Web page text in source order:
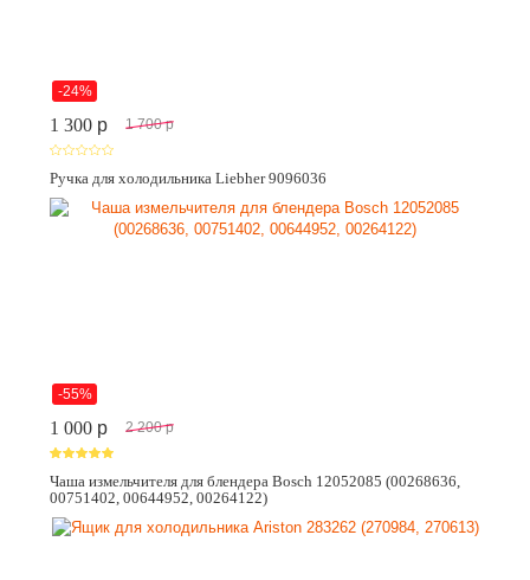
-24%
1 300 p 1 700 p
Ручка для холодильника Liebher 9096036
-55%
1 000 p 2 200 p
Чаша измельчителя для блендера Bosch 12052085 (00268636,
00751402, 00644952, 00264122)